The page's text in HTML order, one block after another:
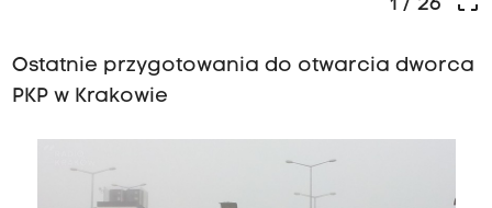
1 / 26
Ostatnie przygotowania do otwarcia dworca
PKP w Krakowie